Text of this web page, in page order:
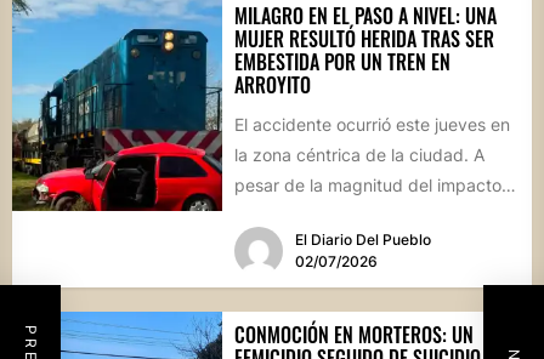
MILAGRO EN EL PASO A NIVEL: UNA
MUJER RESULTÓ HERIDA TRAS SER
EMBESTIDA POR UN TREN EN
ARROYITO
El accidente ocurrió este jueves en
la zona céntrica de la ciudad. A
pesar de la magnitud del impacto,
El Diario Del Pueblo
02/07/2026
CONMOCIÓN EN MORTEROS: UN